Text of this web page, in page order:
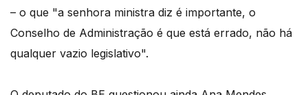
– o que "a senhora ministra diz é importante, o
Conselho de Administração é que está errado, não há
qualquer vazio legislativo".